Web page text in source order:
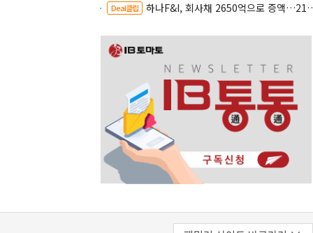
Deal클립 하나F&I, 회사채 2650억으로 증액…2150억은 차환